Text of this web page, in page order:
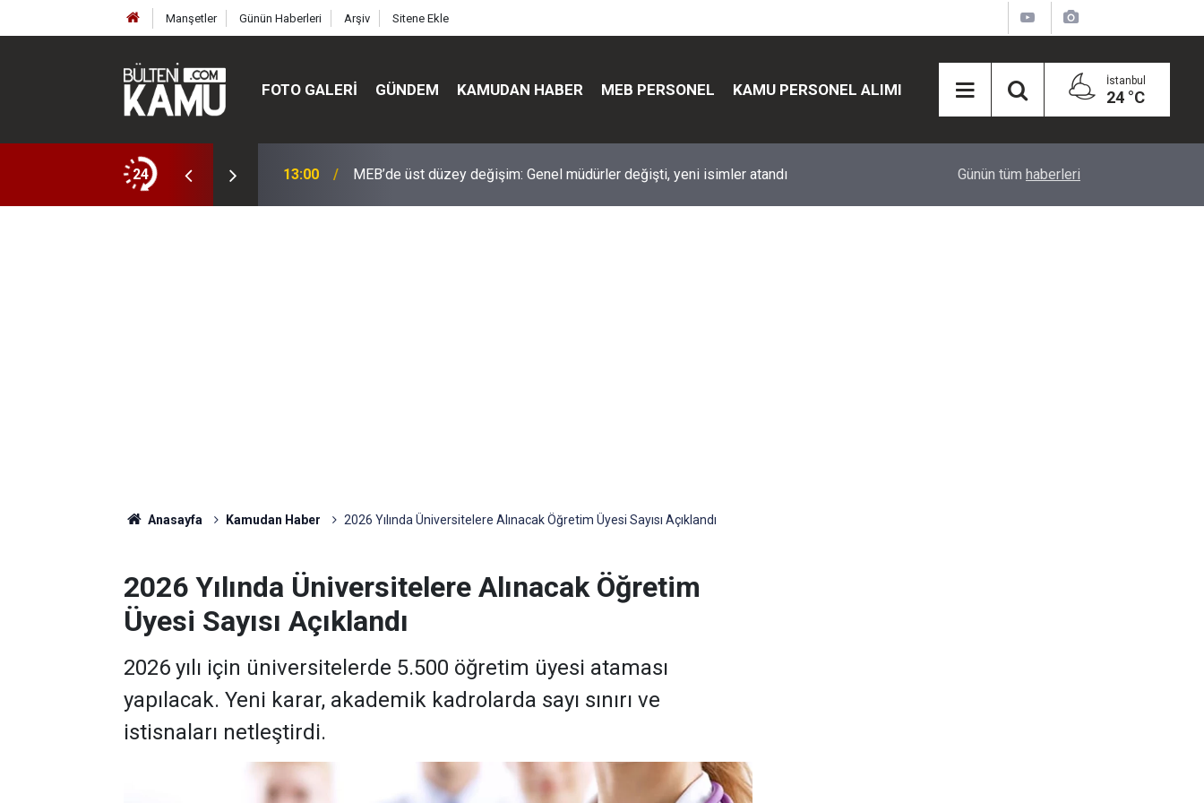
Manşetler Günün Haberleri Arşiv Sitene Ekle
FOTO GALERI GÜNDEM KAMUDAN HABER MEB PERSONEL KAMU PERSONEL ALIMI İstanbul
24 °C
24
ve enstitüler kuruldu, bazıları kapatıldı 13:00 MEB’de üst düzey değişim: Genel müdürler değişti, yeni isimler atandı Eğiti Bir Sen'den Kadınlar İçin Olay Teklif:
Günün tüm haberleri
Anasayfa Kamudan Haber 2026 Yılında Üniversitelere Alınacak Öğretim Üyesi Sayısı Açıklandı
2026 Yılında Üniversitelere Alınacak Öğretim
Üyesi Sayısı Açıklandı
2026 yılı için üniversitelerde 5.500 öğretim üyesi ataması
yapılacak. Yeni karar, akademik kadrolarda sayı sınırı ve
istisnaları netleştirdi.